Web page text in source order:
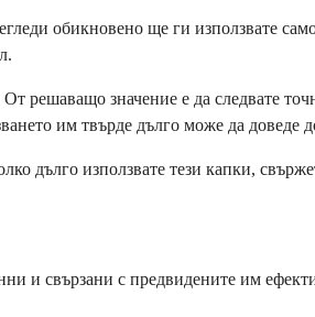
обикновено ще ги използвате
решаващо значение е да следвате
им твърде дълго може да доведе
дълго използвате тези капки,
и свързани с предвидените им